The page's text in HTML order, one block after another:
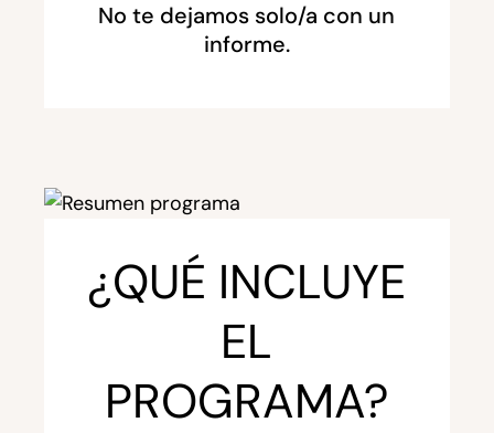
No te dejamos solo/a con un
informe.
¿QUÉ INCLUYE
EL
PROGRAMA?